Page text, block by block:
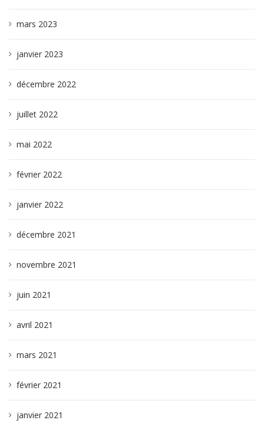
mars 2023
janvier 2023
décembre 2022
juillet 2022
mai 2022
février 2022
janvier 2022
décembre 2021
novembre 2021
juin 2021
avril 2021
mars 2021
février 2021
janvier 2021